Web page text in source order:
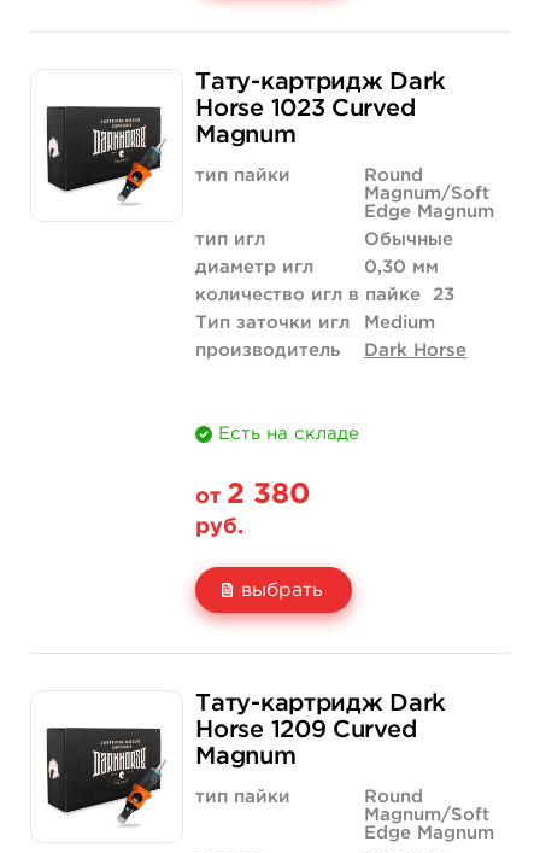
Количество
1 700 руб.
купить
Тату-картридж Dark
Horse 1023 Curved
Magnum
тип пайки
Round
Magnum/Soft
Edge Magnum
тип игл
Обычные
диаметр игл
0,30 мм
количество игл в пайке
23
Тип заточки игл
Medium
производитель
Dark Horse
Есть на складе
от 2 380
руб.
выбрать
Количество
2 380 руб.
купить
Тату-картридж Dark
Horse 1209 Curved
Magnum
тип пайки
Round
Magnum/Soft
Edge Magnum